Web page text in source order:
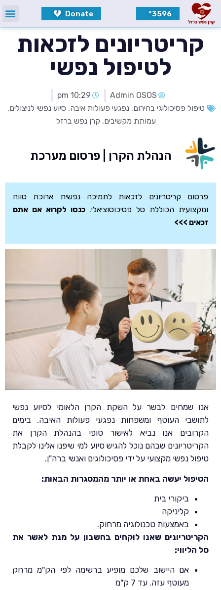
3596*
Donate
קריטריונים לזכאות
לטיפול נפשי
Admin OSOS
10:29 pm
טיפול פסיכולוגי בחירום,נפגעי פעולות איבה, סיוע נפשי לניצולים,
עמותת מקשיבים, קרן נפש ברזל
הנהלת הקרן | פרסום מערכת
פרסום קריטריונים לזכאות לתמיכה נפשית ארוכת טווח
ומקצועית הכוללת סל פסיכוסוציאלי.כנסו לקרוא אם אתם
זכאים >>>
אנו שמחים לבשר על השקת הקרן הלאומי לסיוע נפשי
לתושבי העוטף ומשפחות נפגעי פעולות האיבה. בימים
הקרובים אנו נביא לאישור סופי בהנהלת הקרן את
הקריטריונים שבהם נוכל להגיש סיוע למי שיפנו אלינו לקבלת
טיפול נפשי מקצועי על ידי פסיכולוגים ואנשי ברה"ן.
הטיפול יעשה באחת או יותר מהמסגרות הבאות:
ביקורי בית
קליניקה
באמצעות טכנולוגיה מרחוק.
הקריטריונים שאנו לוקחים בחשבון על מנת לאשר את
סל הליווי:
אם היישוב שלכם מופיע ברשימה לפי הק"מ מרחק
מעוטף עזה. עד 7 ק"מ